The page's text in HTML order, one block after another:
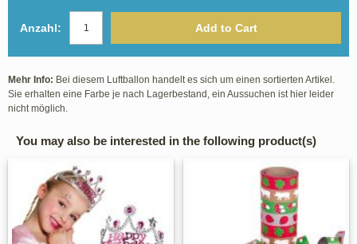
Anzahl: Add to Cart
Mehr Info: Bei diesem Luftballon handelt es sich um einen sortierten Artikel.
Sie erhalten eine Farbe je nach Lagerbestand, ein Aussuchen ist hier leider
nicht möglich.
You may also be interested in the following product(s)